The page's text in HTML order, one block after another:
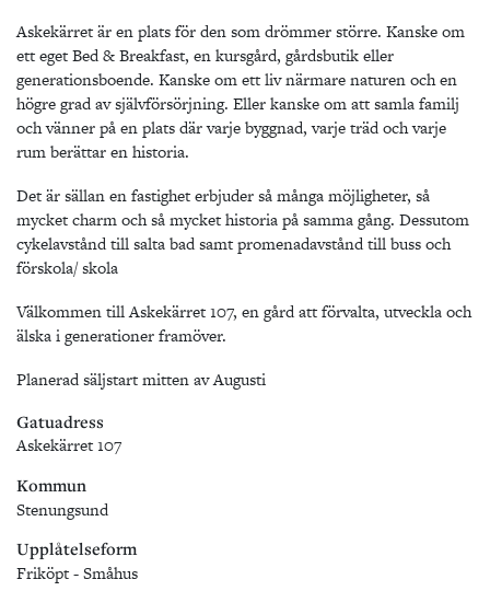
Askekärret är en plats för den som drömmer större. Kanske om
ett eget Bed & Breakfast, en kursgård, gårdsbutik eller
generationsboende. Kanske om ett liv närmare naturen och en
högre grad av självförsörjning. Eller kanske om att samla familj
och vänner på en plats där varje byggnad, varje träd och varje
rum berättar en historia.
Det är sällan en fastighet erbjuder så många möjligheter, så
mycket charm och så mycket historia på samma gång. Dessutom
cykelavstånd till salta bad samt promenadavstånd till buss och
förskola/ skola
Välkommen till Askekärret 107, en gård att förvalta, utveckla och
älska i generationer framöver.
Planerad säljstart mitten av Augusti
Gatuadress
Askekärret 107
Kommun
Stenungsund
Upplåtelseform
Friköpt - Småhus